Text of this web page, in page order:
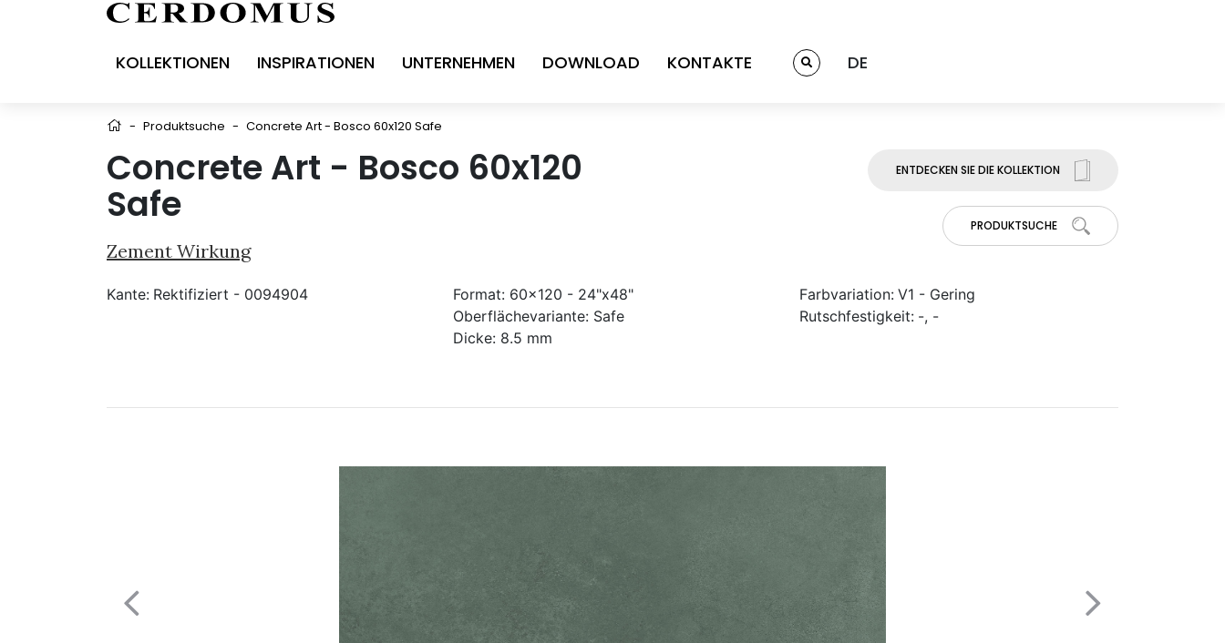
KOLLEKTIONEN INSPIRATIONEN UNTERNEHMEN DOWNLOAD KONTAKTE DE
- Produktsuche - Concrete Art - Bosco 60x120 Safe
Concrete Art - Bosco 60x120
Safe
Zement Wirkung
ENTDECKEN SIE DIE KOLLEKTION
PRODUKTSUCHE
Kante: Rektifiziert - 0094904 Format: 60x120 - 24"x48"
Oberflächevariante: Safe
Dicke: 8.5 mm
Farbvariation: V1 - Gering
Rutschfestigkeit: -, -